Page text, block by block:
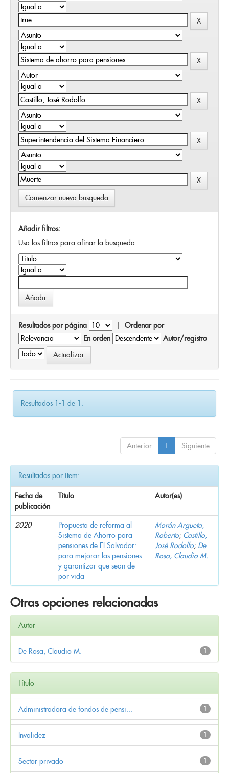
Comenzar nueva busqueda
Añadir filtros:
Usa los filtros para afinar la busqueda.
Resultados por página | Ordenar por
En orden
Autor/registro
Resultados 1-1 de 1.
Anterior 1 Siguiente
Resultados por ítem:
Fecha de
publicación
Título Autor(es)
2020
Propuesta de reforma al
Sistema de Ahorro para
pensiones de El Salvador:
para mejorar las pensiones
y garantizar que sean de
por vida
Morán Argueta,
Roberto; Castillo,
José Rodolfo; De
Rosa, Claudio M.
Otras opciones relacionadas
Autor
1
De Rosa, Claudio M.
Título
1
Administradora de fondos de pensi...
1
Invalidez
1
Sector privado